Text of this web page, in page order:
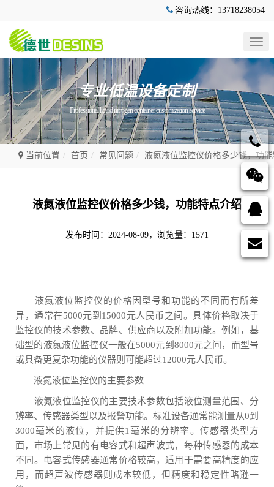
咨询热线：13718238054
专业低温设备定制
Professional liquid nitrogen container customization service
当前位置 首页 常见问题 液氮液位监控仪价格多少钱，功
液氮液位监控仪价格多少钱，功能特点介绍
发布时间：2024-08-09，浏览量：1571
液氮液位监控仪的价格因型号和功能的不同而有所差
异，通常在5000元到15000元人民币之间。具体价格取决于
监控仪的技术参数、品牌、供应商以及附加功能。例如，基
础型的液氮液位监控仪一般在5000元到8000元之间，而型号
或具备更复杂功能的仪器则可能超过12000元人民币。
液氮液位监控仪的主要参数
液氮液位监控仪的主要技术参数包括液位测量范围、分
辨率、传感器类型以及报警功能。标准设备通常能测量从0到
3000毫米的液位，并提供1毫米的分辨率。传感器类型方
面，市场上常见的有电容式和超声波式，每种传感器的成本
不同。电容式传感器通常价格较高，适用于需要高精度的应
用，而超声波传感器则成本较低，但精度和稳定性略逊一